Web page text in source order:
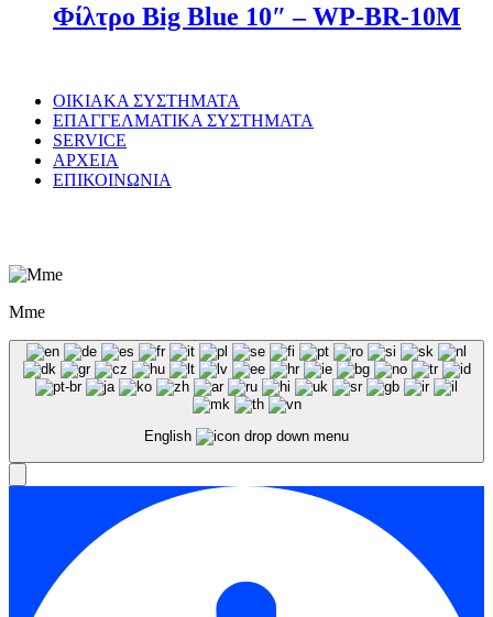
Φίλτρο Big Blue 10″ – WP-BR-10M
ΟΙΚΙΑΚΑ ΣΥΣΤΗΜΑΤΑ
ΕΠΑΓΓΕΛΜΑΤΙΚΑ ΣΥΣΤΗΜΑΤΑ
SERVICE
ΑΡΧΕΙΑ
ΕΠΙΚΟΙΝΩΝΙΑ
Mme
English